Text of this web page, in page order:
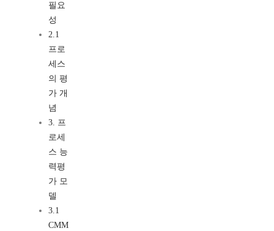
필요
성
2.1
프로
세스
의 평
가 개
념
3. 프
로세
스 능
력평
가 모
델
3.1
CMM